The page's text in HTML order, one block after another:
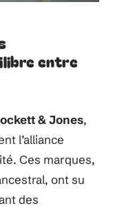
entre
& Jones,
l’alliance
Ces marques,
ont su
des